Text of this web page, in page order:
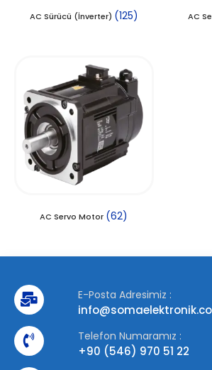
AC Sürücü (İnverter) (125) AC
AC Servo Motor (62)
E-Posta Adresimiz :
Telefon Numaramız :
+90 (546) 970 51 22